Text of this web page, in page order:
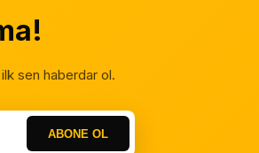
sen haberdar ol.
ABONE OL